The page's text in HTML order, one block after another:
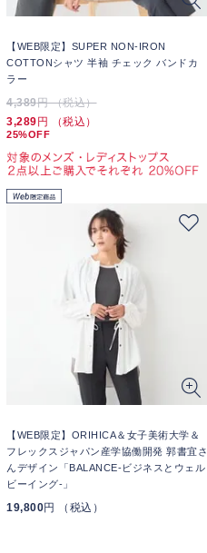
【WEB限定】SUPER NON-IRON
COTTONシャツ 半袖 チェック バンドカ
ラー
4,389円 （税込）
3,289 円 （税込）
25%OFF
【WEB限定】ORIHICA＆女子美術大学＆
フレックスジャパン産学協働開発 郭書宜さ
んデザイン「BALANCE-ビジネスとウェル
ビーイング-」
19,800円 （税込）